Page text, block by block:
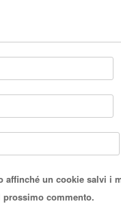
affinché un cookie salvi i
commento.